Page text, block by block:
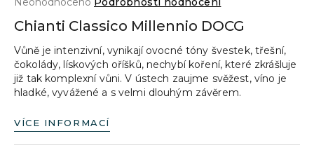
produktu
0,0
z
5
hvězdiček.
Chianti Classico Millennio DOCG
Vůně je intenzivní, vynikají ovocné tóny švestek, třešní,
čokolády, lískových oříšků, nechybí koření, které zkrášluje
již tak komplexní vůni. V ústech zaujme svěžest, víno je
hladké, vyvážené a s velmi dlouhým závěrem.
VÍCE INFORMACÍ
a
j
í
t
?